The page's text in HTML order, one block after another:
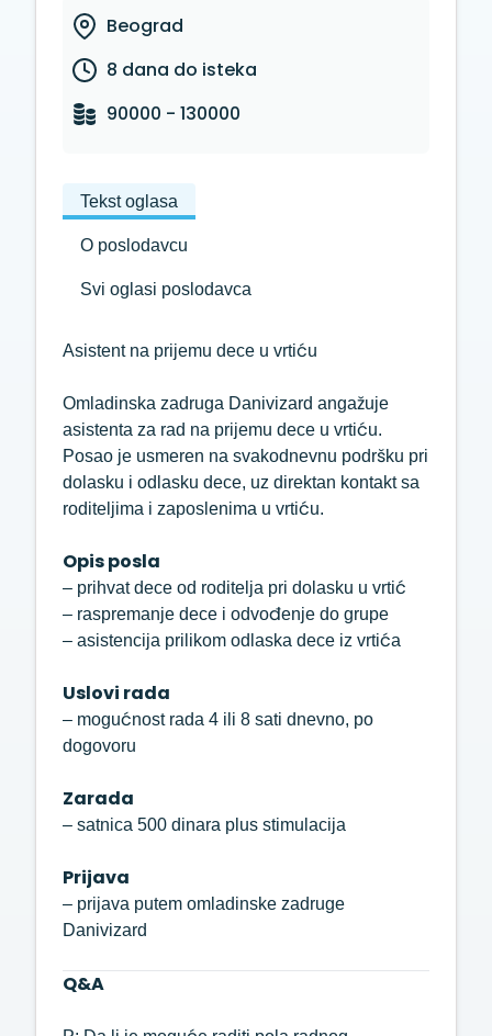
Beograd
8 dana do isteka
90000 - 130000
Tekst oglasa
O poslodavcu
Svi oglasi poslodavca
Asistent na prijemu dece u vrtiću
Omladinska zadruga Danivizard angažuje
asistenta za rad na prijemu dece u vrtiću.
Posao je usmeren na svakodnevnu podršku pri
dolasku i odlasku dece, uz direktan kontakt sa
roditeljima i zaposlenima u vrtiću.
Opis posla
– prihvat dece od roditelja pri dolasku u vrtić
– raspremanje dece i odvođenje do grupe
– asistencija prilikom odlaska dece iz vrtića
Uslovi rada
– mogućnost rada 4 ili 8 sati dnevno, po
dogovoru
Zarada
– satnica 500 dinara plus stimulacija
Prijava
– prijava putem omladinske zadruge
Danivizard
Q&A